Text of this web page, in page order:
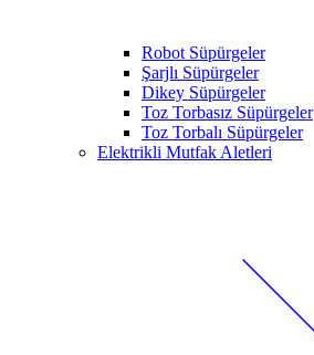
Robot Süpürgeler
Şarjlı Süpürgeler
Dikey Süpürgeler
Toz Torbasız Süpürgeler
Toz Torbalı Süpürgeler
Elektrikli Mutfak Aletleri